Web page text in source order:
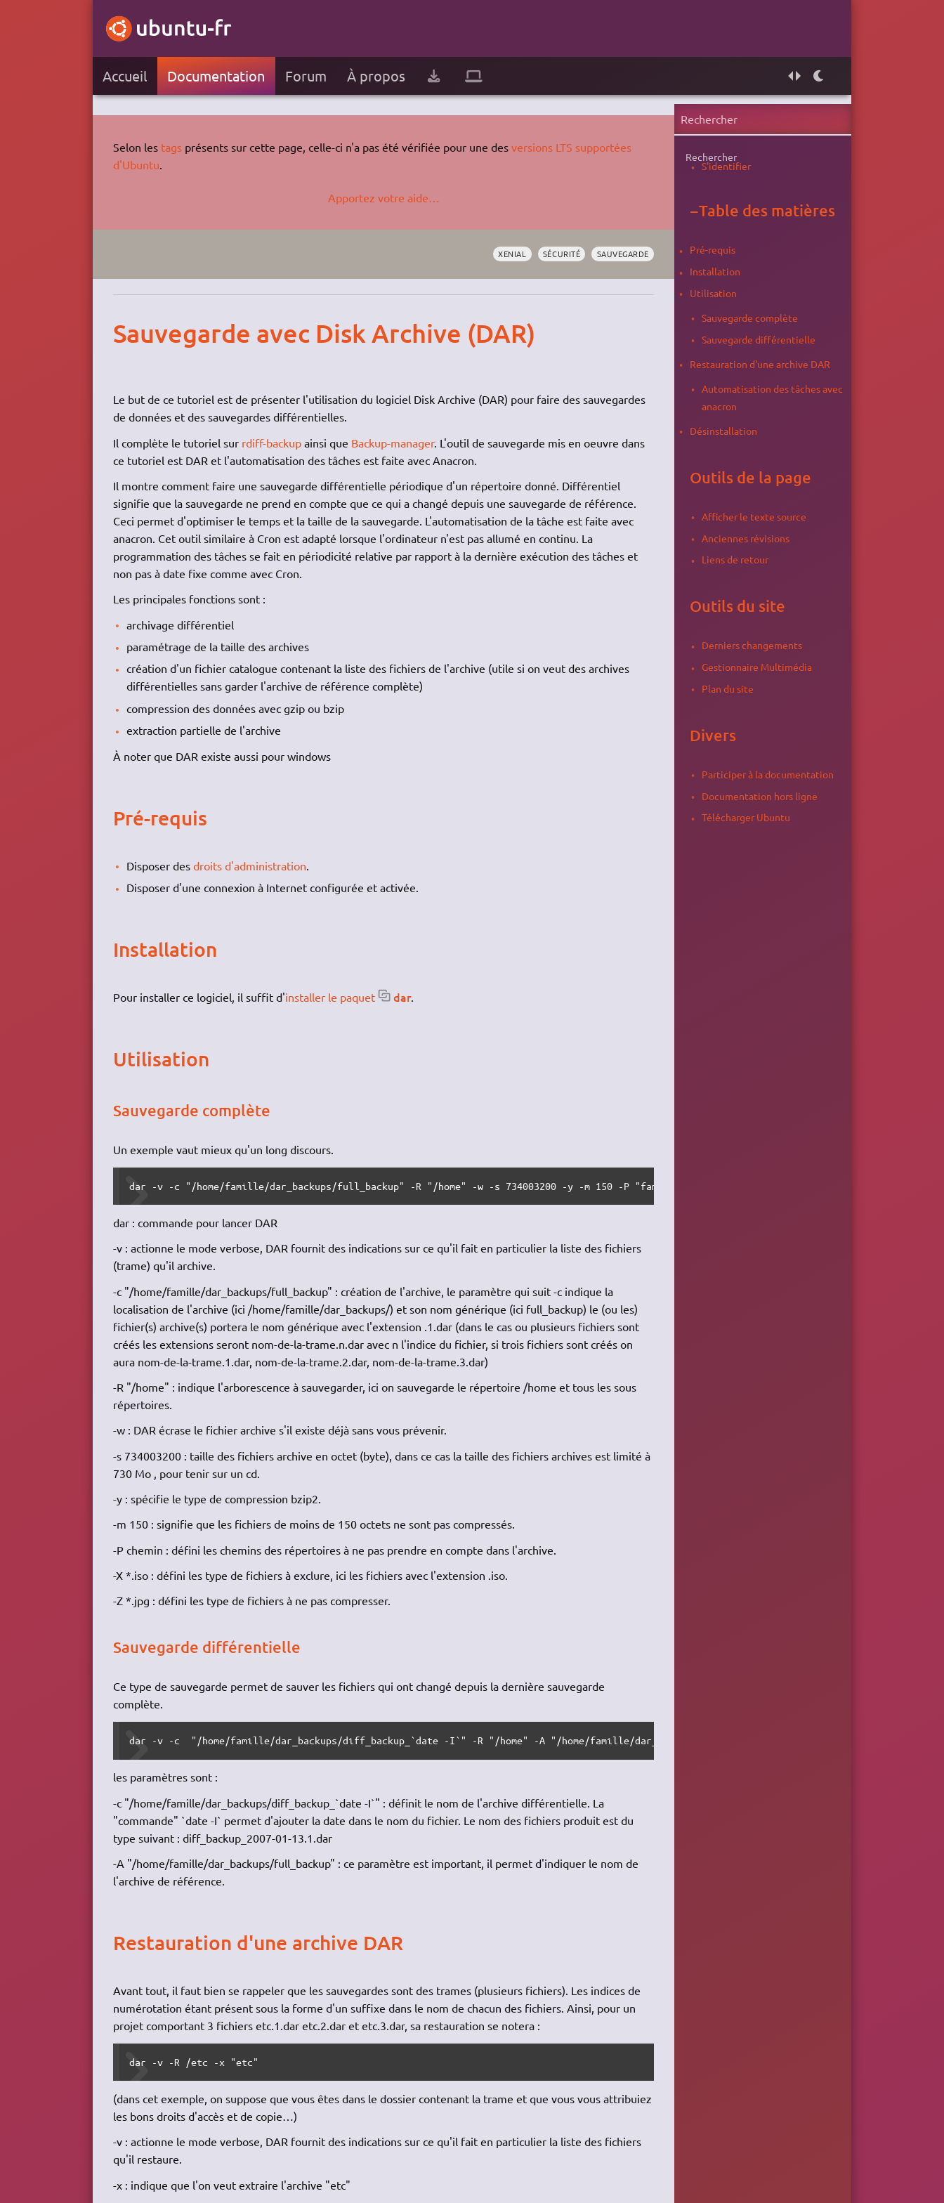
Accueil Documentation Forum À propos
Selon les tagsprésents sur cette page, celle-ci n'a pas été vérifiée pour une des versions LTS supportées
d'Ubuntu
Apportez votre aide…
XENIAL SÉCURITÉ SAUVEGARDE
Sauvegarde avec Disk Archive (DAR)
Le but de ce tutoriel est de présenter l'utilisation du logiciel Disk Archive (DAR) pour faire des sauvegardes
de données et des sauvegardes différentielles.
Il complète le tutoriel sur rdiff-backupainsi que Backup-manager. L'outil de sauvegarde mis en oeuvre dans
ce tutoriel est DAR et l'automatisation des tâches est faite avec Anacron.
Il montre comment faire une sauvegarde différentielle périodique d'un répertoire donné. Différentiel
signifie que la sauvegarde ne prend en compte que ce qui a changé depuis une sauvegarde de référence.
Ceci permet d'optimiser le temps et la taille de la sauvegarde. L'automatisation de la tâche est faite avec
anacron. Cet outil similaire à Cron est adapté lorsque l'ordinateur n'est pas allumé en continu. La
programmation des tâches se fait en périodicité relative par rapport à la dernière exécution des tâches et
non pas à date fixe comme avec Cron.
Les principales fonctions sont :
archivage différentiel
paramétrage de la taille des archives
création d'un fichier catalogue contenant la liste des fichiers de l'archive (utile si on veut des archives
différentielles sans garder l'archive de référence complète)
compression des données avec gzip ou bzip
extraction partielle de l'archive
À noter que DAR existe aussi pour windows
Pré-requis
Disposer desdroits d'administration
Disposer d'une connexion à Internet configurée et activée.
Installation
Pour installer ce logiciel, il suffit d'installer le paquet dar.
Utilisation
Sauvegarde complète
Un exemple vaut mieux qu'un long discours.
dar -v -c "/home/famille/dar_backups/full_backup" -R "/home" -w -s 734003200 -y -m 150 -P "famille/dar_backups" -P famille/mp3 -P famille/
dar : commande pour lancer DAR
-v : actionne le mode verbose, DAR fournit des indications sur ce qu'il fait en particulier la liste des fichiers
(trame) qu'il archive.
-c "/home/famille/dar_backups/full_backup" : création de l'archive, le paramètre qui suit -c indique la
localisation de l'archive (ici /home/famille/dar_backups/) et son nom générique (ici full_backup) le (ou les)
fichier(s) archive(s) portera le nom générique avec l'extension .1.dar (dans le cas ou plusieurs fichiers sont
créés les extensions seront nom-de-la-trame.n.dar avec n l'indice du fichier, si trois fichiers sont créés on
aura nom-de-la-trame.1.dar, nom-de-la-trame.2.dar, nom-de-la-trame.3.dar)
-R "/home" : indique l'arborescence à sauvegarder, ici on sauvegarde le répertoire /home et tous les sous
répertoires.
-w : DAR écrase le fichier archive s'il existe déjà sans vous prévenir.
-s 734003200 : taille des fichiers archive en octet (byte), dans ce cas la taille des fichiers archives est limité à
730 Mo , pour tenir sur un cd.
-y : spécifie le type de compression bzip2.
-m 150 : signifie que les fichiers de moins de 150 octets ne sont pas compressés.
-P chemin : défini les chemins des répertoires à ne pas prendre en compte dans l'archive.
-X *.iso : défini les type de fichiers à exclure, ici les fichiers avec l'extension .iso.
-Z *.jpg : défini les type de fichiers à ne pas compresser.
Sauvegarde différentielle
Ce type de sauvegarde permet de sauver les fichiers qui ont changé depuis la dernière sauvegarde
complète.
dar -v -c  "/home/famille/dar_backups/diff_backup_`date -I`" -R "/home" -A "/home/famille/dar_backups/full_backup" -w -s 734003200  -y -m
les paramètres sont :
-c "/home/famille/dar_backups/diff_backup_`date -I`" : définit le nom de l'archive différentielle. La
"commande" `date -I` permet d'ajouter la date dans le nom du fichier. Le nom des fichiers produit est du
type suivant : diff_backup_2007-01-13.1.dar
-A "/home/famille/dar_backups/full_backup" : ce paramètre est important, il permet d'indiquer le nom de
l'archive de référence.
Restauration d'une archive DAR
Avant tout, il faut bien se rappeler que les sauvegardes sont des trames (plusieurs fichiers). Les indices de
numérotation étant présent sous la forme d'un suffixe dans le nom de chacun des fichiers. Ainsi, pour un
projet comportant 3 fichiers etc.1.dar etc.2.dar et etc.3.dar, sa restauration se notera :
dar -v -R /etc -x "etc"
(dans cet exemple, on suppose que vous êtes dans le dossier contenant la trame et que vous vous attribuiez
les bons droits d'accès et de copie…)
-v : actionne le mode verbose, DAR fournit des indications sur ce qu'il fait en particulier la liste des fichiers
qu'il restaure.
-x : indique que l'on veut extraire l'archive "etc"
Rechercher
S'identifier
−Table des matières
Pré-requis
Installation
Utilisation
Sauvegarde complète
Sauvegarde différentielle
Restauration d'une archive DAR
Automatisation des tâches avec
anacron
Désinstallation
Outils de la page
Afficher le texte source
Anciennes révisions
Liens de retour
Outils du site
Derniers changements
Gestionnaire Multimédia
Plan du site
Divers
Participer à la documentation
Documentation hors ligne
Télécharger Ubuntu